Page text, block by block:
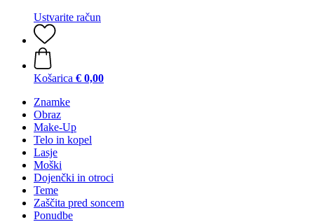
Ustvarite račun
Košarica € 0,00
Znamke
Obraz
Make-Up
Telo in kopel
Lasje
Moški
Dojenčki in otroci
Teme
Zaščita pred soncem
Ponudbe